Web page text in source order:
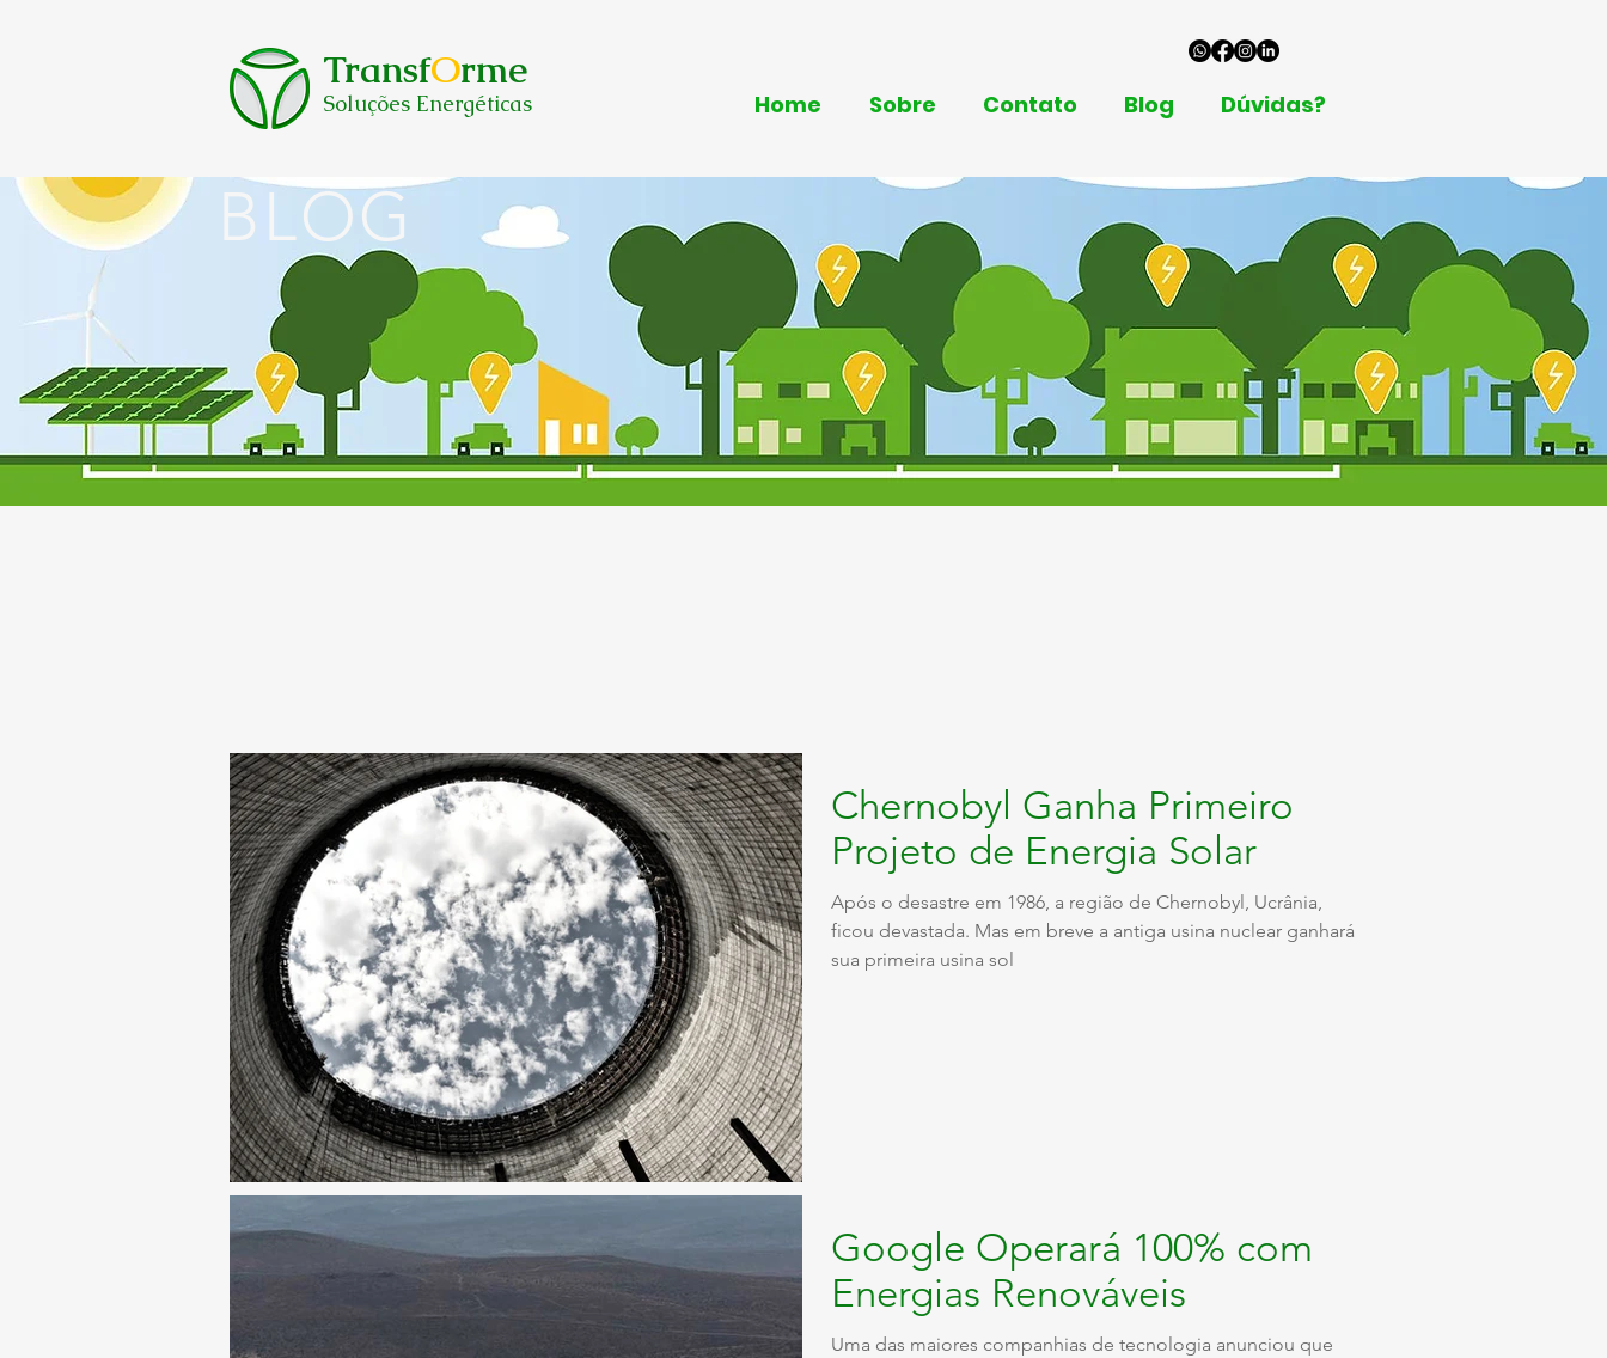
TransfOrme
Soluções Energéticas Home Sobre Contato Blog Dúvidas?
BLOG
Chernobyl Ganha Primeiro
Projeto de Energia Solar
Após o desastre em 1986, a região de Chernobyl, Ucrânia,
ficou devastada. Mas em breve a antiga usina nuclear ganhará
sua primeira usina sol
Google Operará 100% com
Energias Renováveis
Uma das maiores companhias de tecnologia anunciou que